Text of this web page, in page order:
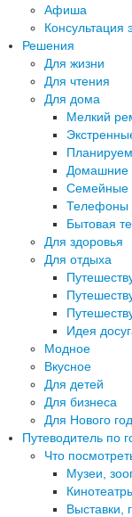
Афиша
Консультация
Решения
Для жизни
Для чтения
Для дома
Мелкий
Домашние
Семейные
Телефоны
Бытовая
Для здоровья
Для отдыха
Идея
Модное
Вкусное
Для детей
Для бизнеса
Для Нового
Путеводитель по
Что
Музеи,
Выставки,